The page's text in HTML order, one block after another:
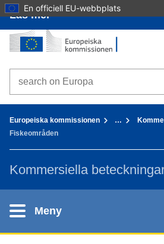
En officiell EU-webbplats
Gå till innehållet
Förstasida - Europeiska
Search on Europa websites
Europeiska kommissionen …
Fiskeområden
Kommersiella
Meny
Läs mer